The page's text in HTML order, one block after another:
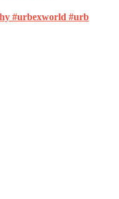
#urbexworld #urb